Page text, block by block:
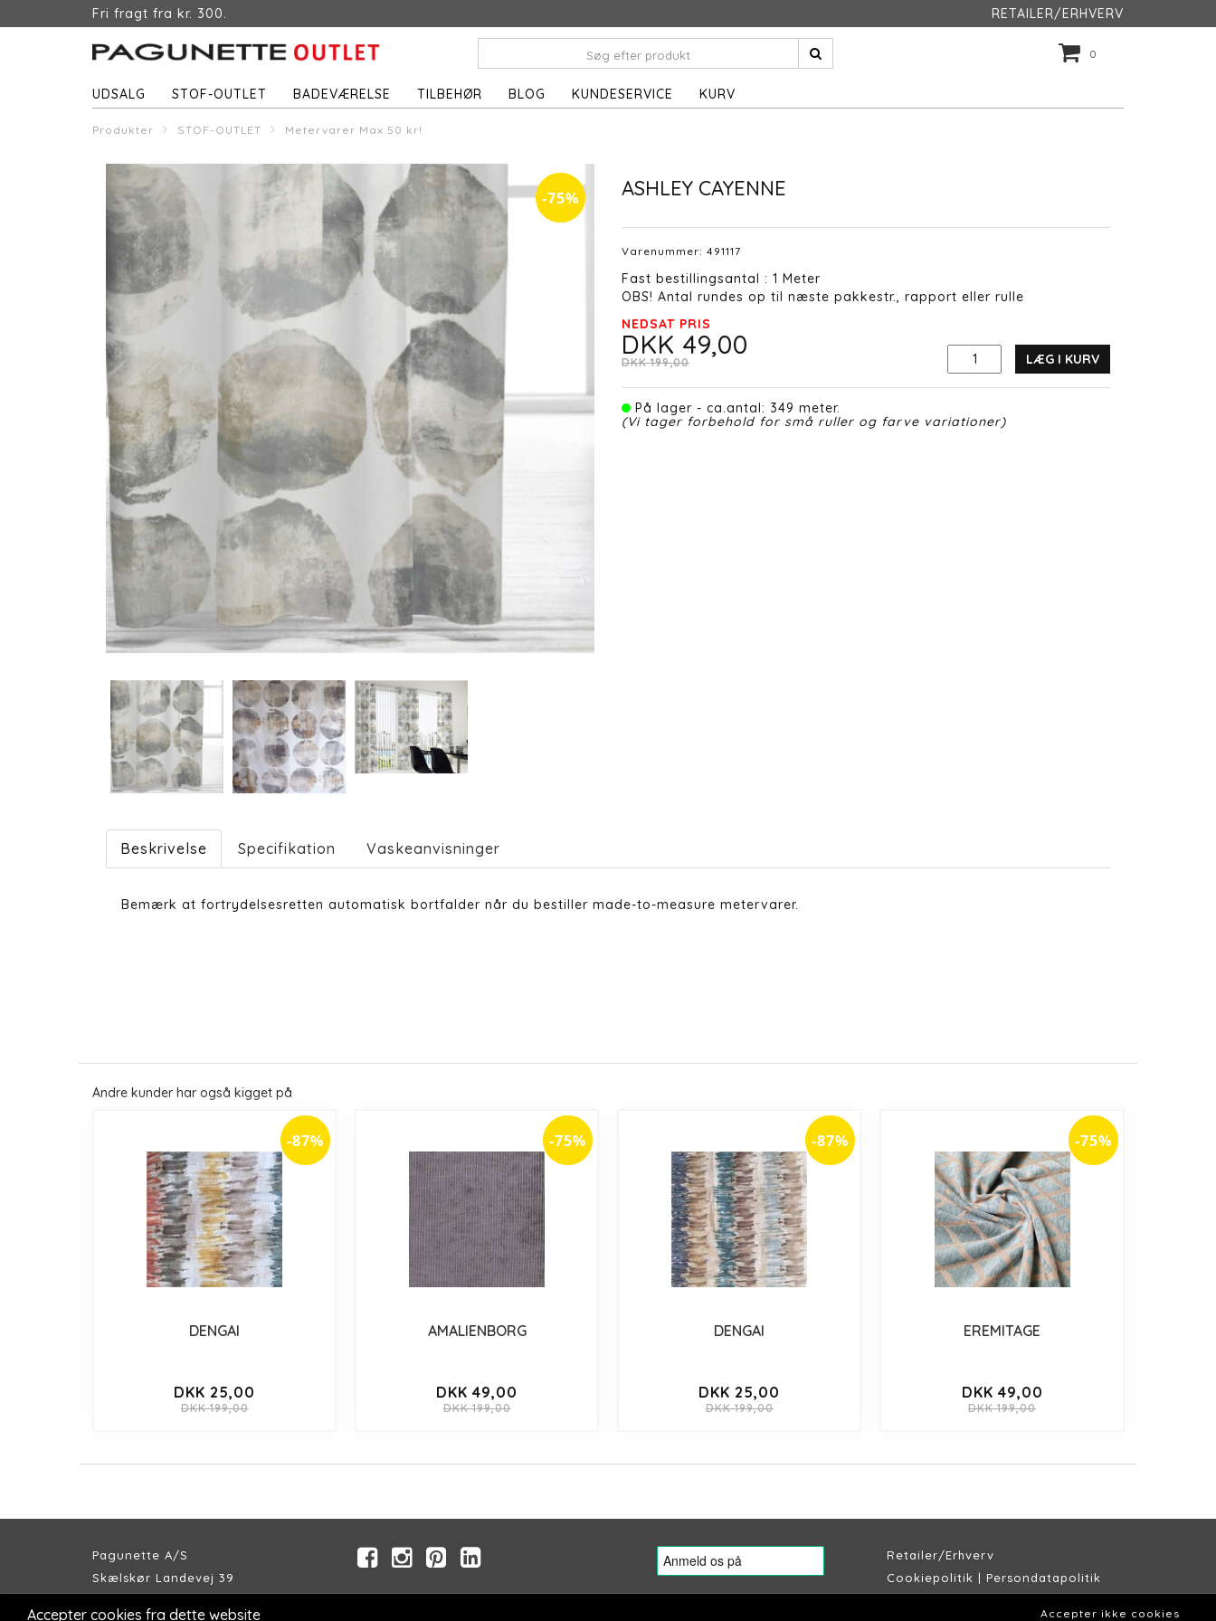
Fri fragt fra kr. 300. RETAILER/ERHVERV
0
UDSALG STOF-OUTLET BADEVÆRELSE TILBEHØR BLOG KUNDESERVICE KURV
Produkter STOF-OUTLET Metervarer Max 50 kr!
-75% ASHLEY CAYENNE
Varenummer: 491117
Fast bestillingsantal : 1 Meter
OBS! Antal rundes op til næste pakkestr., rapport eller rulle
NEDSAT PRIS
DKK 49,00
DKK 199,00 LÆG I KURV
På lager - ca.antal: 349 meter.
(Vi tager forbehold for små ruller og farve variationer)
Beskrivelse Specifikation Vaskeanvisninger
Bemærk at fortrydelsesretten automatisk bortfalder når du bestiller made-to-measure metervarer.
Andre kunder har også kigget på
-87%
DENGAI
DKK 25,00
DKK 199,00
-75%
AMALIENBORG
DKK 49,00
DKK 199,00
-87%
DENGAI
DKK 25,00
DKK 199,00
-75%
EREMITAGE
DKK 49,00
DKK 199,00
Pagunette A/S
Skælskør Landevej 39
Retailer/Erhverv
Cookiepolitik | Persondatapolitik
Accepter cookies fra dette website
Accepter ikke cookies